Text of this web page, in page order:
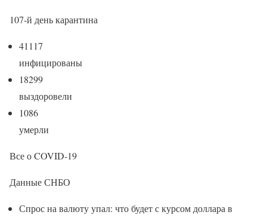
107-й день карантина
41117
инфицированы
18299
выздоровели
1086
умерли
Все о COVID-19
Данные СНБО
Спрос на валюту упал: что будет с курсом доллара в